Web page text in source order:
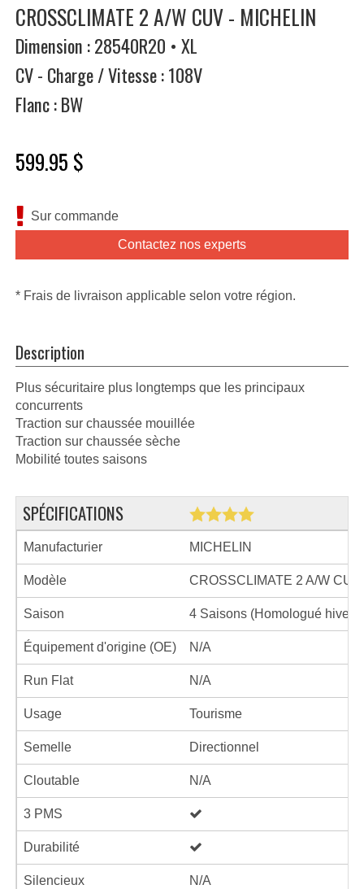
CROSSCLIMATE 2 A/W CUV - MICHELIN
Dimension : 28540R20 • XL
CV - Charge / Vitesse : 108V
Flanc : BW
599.95 $
Sur commande
Contactez nos experts
* Frais de livraison applicable selon votre région.
Description
Plus sécuritaire plus longtemps que les principaux
concurrents
Traction sur chaussée mouillée
Traction sur chaussée sèche
Mobilité toutes saisons
SPÉCIFICATIONS
Manufacturier MICHELIN
Modèle CROSSCLIMATE 2 A/W CUV
Saison 4 Saisons (Homologué hiver)
Équipement d'origine (OE) N/A
Run Flat N/A
Usage Tourisme
Semelle Directionnel
Cloutable N/A
3 PMS
Durabilité
Silencieux N/A